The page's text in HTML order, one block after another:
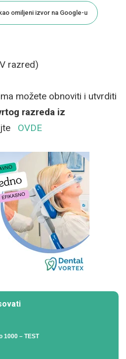
omiljeni izvor na Google-u
razred)
možete obnoviti i utvrditi
razreda iz
OVDE
1000 – TEST